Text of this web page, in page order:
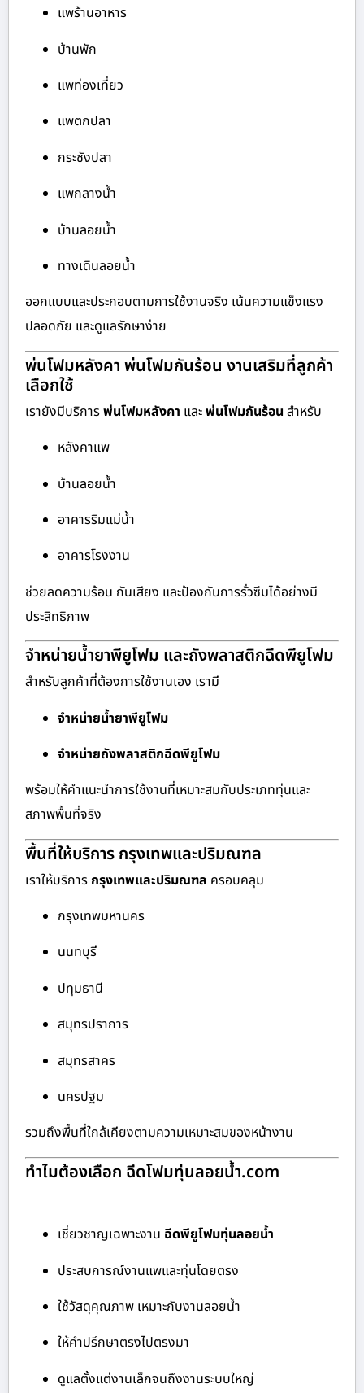
แพร้านอาหาร
บ้านพัก
แพท่องเที่ยว
แพตกปลา
กระชังปลา
แพกลางน้ำ
บ้านลอยน้ำ
ทางเดินลอยน้ำ
ออกแบบและประกอบตามการใช้งานจริง เน้นความแข็งแรง
ปลอดภัย และดูแลรักษาง่าย
พ่นโฟมหลังคา พ่นโฟมกันร้อน งานเสริมที่ลูกค้า
เลือกใช้
เรายังมีบริการพ่นโฟมหลังคา และพ่นโฟมกันร้อน สำหรับ
หลังคาแพ
บ้านลอยน้ำ
อาคารริมแม่น้ำ
อาคารโรงงาน
ช่วยลดความร้อน กันเสียง และป้องกันการรั่วซึมได้อย่างมี
ประสิทธิภาพ
จำหน่ายน้ำยาพียูโฟม และถังพลาสติกฉีดพียูโฟม
สำหรับลูกค้าที่ต้องการใช้งานเอง เรามี
จำหน่ายน้ำยาพียูโฟม
จำหน่ายถังพลาสติกฉีดพียูโฟม
พร้อมให้คำแนะนำการใช้งานที่เหมาะสมกับประเภททุ่นและ
สภาพพื้นที่จริง
พื้นที่ให้บริการ กรุงเทพและปริมณฑล
เราให้บริการ กรุงเทพและปริมณฑล ครอบคลุม
กรุงเทพมหานคร
นนทบุรี
ปทุมธานี
สมุทรปราการ
สมุทรสาคร
นครปฐม
รวมถึงพื้นที่ใกล้เคียงตามความเหมาะสมของหน้างาน
ทำไมต้องเลือก ฉีดโฟมทุ่นลอยน้ำ.com
เชี่ยวชาญเฉพาะงาน ฉีดพียูโฟมทุ่นลอยน้ำ
ประสบการณ์งานแพและทุ่นโดยตรง
ใช้วัสดุคุณภาพ เหมาะกับงานลอยน้ำ
ให้คำปรึกษาตรงไปตรงมา
ดูแลตั้งแต่งานเล็กจนถึงงานระบบใหญ่